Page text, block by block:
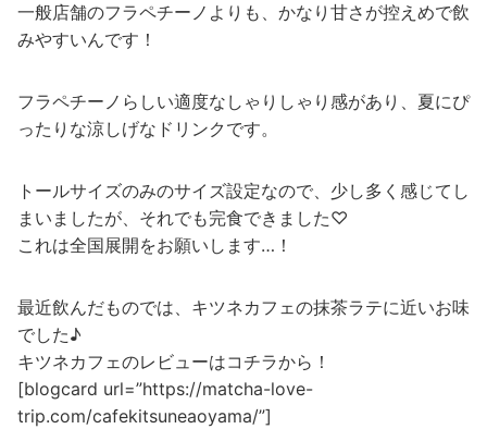
一般店舗のフラペチーノよりも、かなり甘さが控えめで飲
みやすいんです！
フラペチーノらしい適度なしゃりしゃり感があり、夏にぴ
ったりな涼しげなドリンクです。
トールサイズのみのサイズ設定なので、少し多く感じてし
まいましたが、それでも完食できました♡
これは全国展開をお願いします…！
最近飲んだものでは、キツネカフェの抹茶ラテに近いお味
でした♪
キツネカフェのレビューはコチラから！
[blogcard url=”https://matcha-love-
trip.com/cafekitsuneaoyama/”]